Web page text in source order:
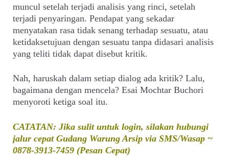
muncul setelah terjadi analisis yang rinci, setelah
terjadi penyaringan. Pendapat yang sekadar
menyatakan rasa tidak senang terhadap sesuatu, atau
ketidaksetujuan dengan sesuatu tanpa didasari analisis
yang teliti tidak dapat disebut kritik.
Nah, haruskah dalam setiap dialog ada kritik? Lalu,
bagaimana dengan mencela? Esai Mochtar Buchori
menyoroti ketiga soal itu.
CATATAN: Jika sulit untuk login, silakan hubungi
jalur cepat Gudang Warung Arsip via SMS/Wasap ~
0878-3913-7459 (Pesan Cepat)